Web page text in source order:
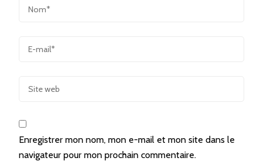
Enregistrer mon nom, mon e-mail et mon site dans le
navigateur pour mon prochain commentaire.